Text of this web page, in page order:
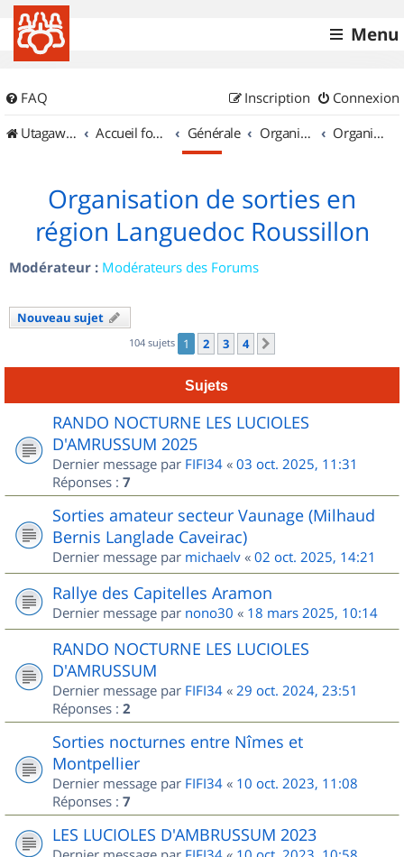
Menu
FAQ Connexion
Inscription
UtagawaVTT (Randos VTT et VTTAE avec traces GPS)
Accueil forum Générale Organisation de sorties & Recherche de partenaires Organisation de sorties en région Languedoc Roussillon
Organisation de sorties en
région Languedoc Roussillon
Modérateur : Modérateurs des Forums
Nouveau sujet
104 sujets 1 2 3 4
Sujets
RANDO NOCTURNE LES LUCIOLES
D'AMRUSSUM 2025
Dernier message par FIFI34 « 03 oct. 2025, 11:31
Réponses : 7
Sorties amateur secteur Vaunage (Milhaud
Bernis Langlade Caveirac)
Dernier message par michaelv « 02 oct. 2025, 14:21
Rallye des Capitelles Aramon
Dernier message par nono30 « 18 mars 2025, 10:14
RANDO NOCTURNE LES LUCIOLES
D'AMRUSSUM
Dernier message par FIFI34 « 29 oct. 2024, 23:51
Réponses : 2
Sorties nocturnes entre Nîmes et
Montpellier
Dernier message par FIFI34 « 10 oct. 2023, 11:08
Réponses : 7
LES LUCIOLES D'AMBRUSSUM 2023